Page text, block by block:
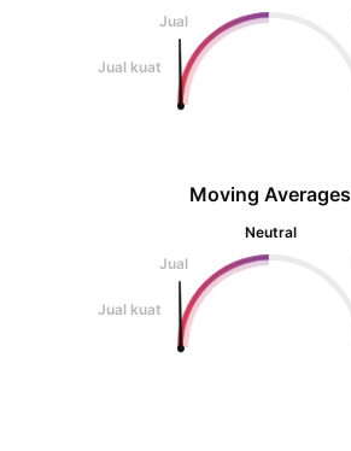
Jual
Jual kuat
Moving Averages
Neutral
Jual
Jual kuat